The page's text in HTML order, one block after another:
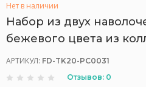
Нет в наличии
Набор из двух
бежевого цвета из
АРТИКУЛ: FD-TK20-PC0031
Отзывов: 0